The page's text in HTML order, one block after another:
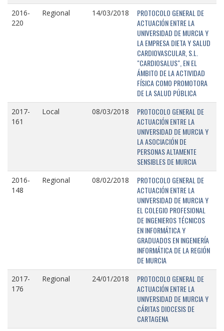
2016-
220
Regional 14/03/2018
PROTOCOLO GENERAL DE
ACTUACIÓN ENTRE LA
UNIVERSIDAD DE MURCIA Y
LA EMPRESA DIETA Y SALUD
CARDIOVASCULAR, S.L.
"CARDIOSALUS", EN EL
ÁMBITO DE LA ACTIVIDAD
FÍSICA COMO PROMOTORA
DE LA SALUD PÚBLICA
2017-
161
Local 08/03/2018
PROTOCOLO GENERAL DE
ACTUACIÓN ENTRE LA
UNIVERSIDAD DE MURCIA Y
LA ASOCIACIÓN DE
PERSONAS ALTAMENTE
SENSIBLES DE MURCIA
2016-
148
Regional 08/02/2018
PROTOCOLO GENERAL DE
ACTUACIÓN ENTRE LA
UNIVERSIDAD DE MURCIA Y
EL COLEGIO PROFESIONAL
DE INGENIEROS TÉCNICOS
EN INFORMÁTICA Y
GRADUADOS EN INGENIERÍA
INFORMÁTICA DE LA REGIÓN
DE MURCIA
2017-
176
Regional 24/01/2018
PROTOCOLO GENERAL DE
ACTUACIÓN ENTRE LA
UNIVERSIDAD DE MURCIA Y
CÁRITAS DIOCESIS DE
CARTAGENA